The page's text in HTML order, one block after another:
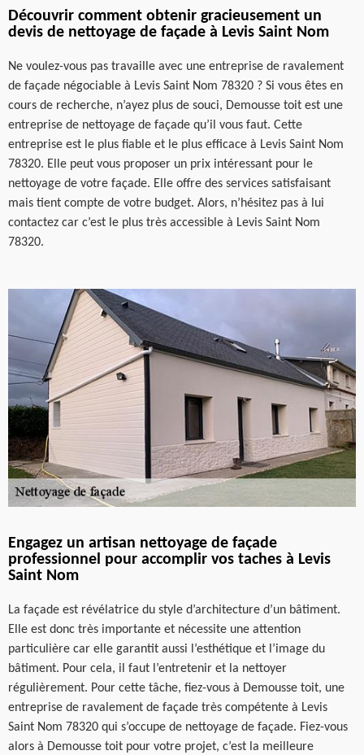
Découvrir comment obtenir gracieusement un
devis de nettoyage de façade à Levis Saint Nom
Ne voulez-vous pas travaille avec une entreprise de ravalement
de façade négociable à Levis Saint Nom 78320 ? Si vous êtes en
cours de recherche, n’ayez plus de souci, Demousse toit est une
entreprise de nettoyage de façade qu’il vous faut. Cette
entreprise est le plus fiable et le plus efficace à Levis Saint Nom
78320. Elle peut vous proposer un prix intéressant pour le
nettoyage de votre façade. Elle offre des services satisfaisant
mais tient compte de votre budget. Alors, n’hésitez pas à lui
contactez car c’est le plus très accessible à Levis Saint Nom
78320.
Engagez un artisan nettoyage de façade
professionnel pour accomplir vos taches à Levis
Saint Nom
La façade est révélatrice du style d’architecture d’un bâtiment.
Elle est donc très importante et nécessite une attention
particulière car elle garantit aussi l’esthétique et l’image du
bâtiment. Pour cela, il faut l’entretenir et la nettoyer
régulièrement. Pour cette tâche, fiez-vous à Demousse toit, une
entreprise de ravalement de façade très compétente à Levis
Saint Nom 78320 qui s’occupe de nettoyage de façade. Fiez-vous
alors à Demousse toit pour votre projet, c’est la meilleure